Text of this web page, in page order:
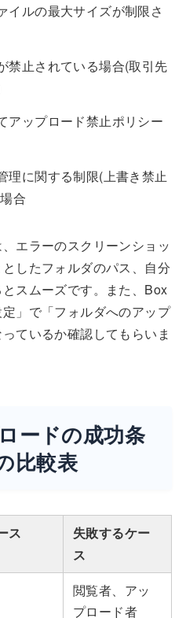
イルの最大サイズが制限さ
禁止されている場合(取引先
アップロード禁止ポリシー
理に関する制限(上書き禁止
合
エラーのスクリーンショッ
したフォルダのパス、自分
スムーズです。また、Box
」で「フォルダへのアップ
ているか確認してもらいま
ードの成功条
比較表
ス
失敗するケー
ス
閲覧者、アッ
プロード者